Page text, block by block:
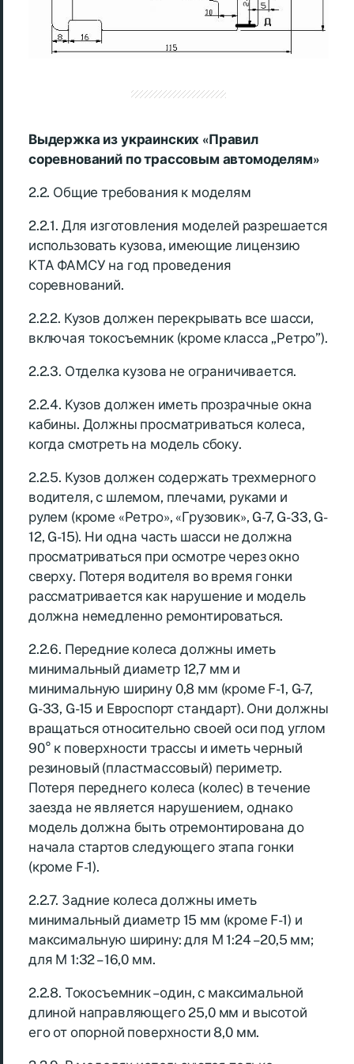
Выдержка из украинских «Правил
соревнований по трассовым автомоделям»
2.2. Общие требования к моделям
2.2.1. Для изготовления моделей разрешается
использовать кузова, имеющие лицензию
КТА ФАМСУ на год проведения
соревнований.
2.2.2. Кузов должен перекрывать все шасси,
включая токосъемник (кроме класса „Ретро”).
2.2.3. Отделка кузова не ограничивается.
2.2.4. Кузов должен иметь прозрачные окна
кабины. Должны просматриваться колеса,
когда смотреть на модель сбоку.
2.2.5. Кузов должен содержать трехмерного
водителя, с шлемом, плечами, руками и
рулем (кроме «Ретро», «Грузовик», G-7, G-33, G-
12, G-15). Ни одна часть шасси не должна
просматриваться при осмотре через окно
сверху. Потеря водителя во время гонки
рассматривается как нарушение и модель
должна немедленно ремонтироваться.
2.2.6. Передние колеса должны иметь
минимальный диаметр 12,7 мм и
минимальную ширину 0,8 мм (кроме F-1, G-7,
G-33, G-15 и Евроспорт стандарт). Они должны
вращаться относительно своей оси под углом
90° к поверхности трассы и иметь черный
резиновый (пластмассовый) периметр.
Потеря переднего колеса (колес) в течение
заезда не является нарушением, однако
модель должна быть отремонтирована до
начала стартов следующего этапа гонки
(кроме F-1).
2.2.7. Задние колеса должны иметь
минимальный диаметр 15 мм (кроме F-1) и
максимальную ширину: для М 1:24 – 20,5 мм;
для М 1:32 – 16,0 мм.
2.2.8. Токосъемник – один, с максимальной
длиной направляющего 25,0 мм и высотой
его от опорной поверхности 8,0 мм.